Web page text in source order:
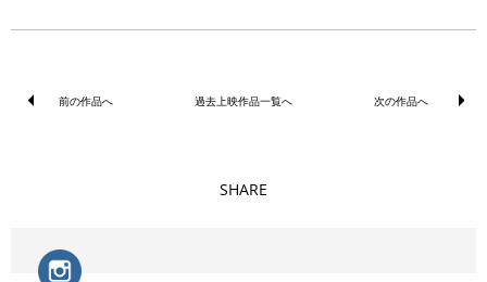
前の作品へ 過去上映作品一覧へ 次の作品へ
SHARE